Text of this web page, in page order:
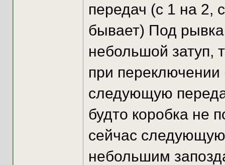
передач (с 1 на 2,
бывает) Под
небольшой затуп,
при переключении
следующую
будто коробка не
сейчас
небольшим